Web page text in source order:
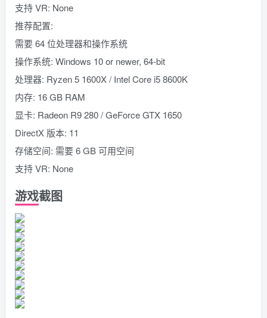
支持 VR: None
推荐配置:
需要 64 位处理器和操作系统
操作系统: Windows 10 or newer, 64-bit
处理器: Ryzen 5 1600X / Intel Core i5 8600K
内存: 16 GB RAM
显卡: Radeon R9 280 / GeForce GTX 1650
DirectX 版本: 11
存储空间: 需要 6 GB 可用空间
支持 VR: None
游戏截图